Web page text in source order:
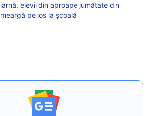
elevii din aproape jumătate din
pe jos la şcoală